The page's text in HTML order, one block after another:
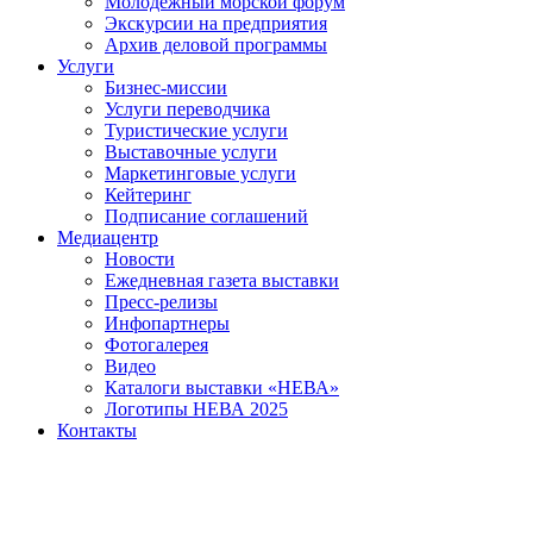
Экскурсии на предприятия
Архив деловой программы
Услуги
Бизнес-миссии
Услуги переводчика
Туристические услуги
Выставочные услуги
Маркетинговые услуги
Кейтеринг
Подписание соглашений
Медиацентр
Новости
Ежедневная газета выставки
Пресс-релизы
Инфопартнеры
Фотогалерея
Видео
Каталоги выставки «НЕВА»
Логотипы НЕВА 2025
Контакты